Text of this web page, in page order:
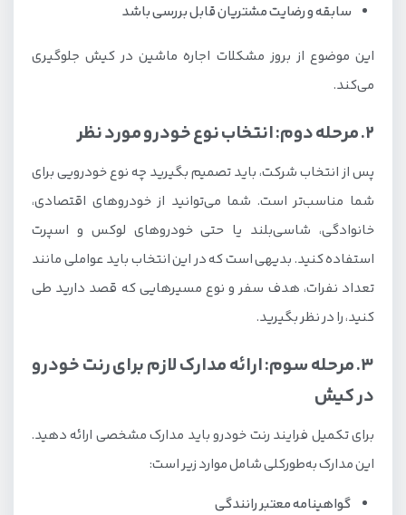
سابقه و رضایت مشتریان قابل بررسی باشد
این موضوع از بروز مشکلات اجاره ماشین در کیش جلوگیری
می‌کند.
2. مرحله دوم: انتخاب نوع خودرو مورد نظر
پس از انتخاب شرکت، باید تصمیم بگیرید چه نوع خودرویی برای
شما مناسب‌تر است. شما می‌توانید از خودروهای اقتصادی،
خانوادگی، شاسی‌بلند یا حتی خودروهای لوکس و اسپرت
استفاده کنید. بدیهی است که در این انتخاب باید عواملی مانند
تعداد نفرات، هدف سفر و نوع مسیرهایی که قصد دارید طی
کنید، را در نظر بگیرید.
3. مرحله سوم: ارائه مدارک لازم برای رنت خودرو
در کیش
برای تکمیل فرایند رنت خودرو باید مدارک مشخصی ارائه دهید.
این مدارک به‌طورکلی شامل موارد زیر است:
گواهینامه معتبر رانندگی